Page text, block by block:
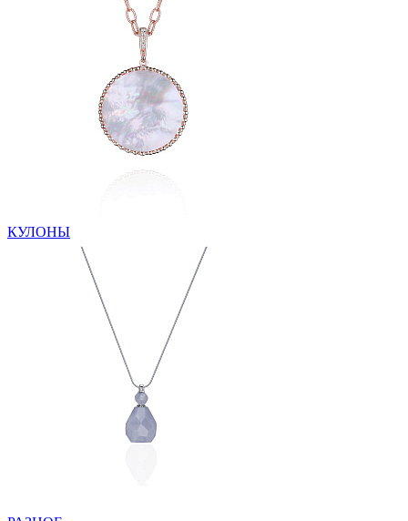
КУЛОНЫ